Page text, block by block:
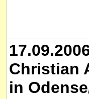
Christian
in